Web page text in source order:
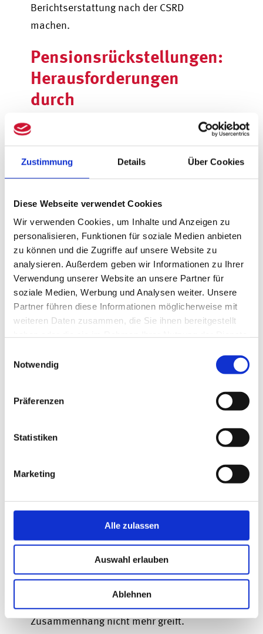
Zustimmung Details Über Cookies
Diese Webseite verwendet Cookies
Wir verwenden Cookies, um Inhalte und Anzeigen zu
personalisieren, Funktionen für soziale Medien anbieten
zu können und die Zugriffe auf unsere Website zu
analysieren. Außerdem geben wir Informationen zu Ihrer
Verwendung unserer Website an unsere Partner für
soziale Medien, Werbung und Analysen weiter. Unsere
Partner führen diese Informationen möglicherweise mit
weiteren Daten zusammen, die Sie ihnen bereitgestellt
Notwendig
Präferenzen
Statistiken
Marketing
Alle zulassen
Auswahl erlauben
Ablehnen
Berichtserstattung nach der CSRD
machen.
Pensionsrückstellungen:
Herausforderungen
durch
Durch die allgemeine Zinsentwicklung
steigt auch der zu verwendende Zinssatz
Pensionsrückstellung nach HGB wieder
an. Im Zuge der Finanzkrise und deren
Folgewirkungen wurde eine veränderte
Ermittlung des anzuwendenden
Zinssatzes in 2016 eingeführt. Danach ist
der durchschnittliche Marktzinssatz der
vergangenen zehn Geschäftsjahre
anstelle des Durchschnitts der
verwenden. Dies führt bei sinkenden
für die Pensionsverpflichtungen weniger
kehrt sich der Effekt jedoch wieder um.
So
Der Unterschiedsbetrag zwischen den
ist im Anhang anzugeben und unterliegt
einer Ausschüttungssperre. Dieser Betrag
ist aufgrund des Umkehreffektes negativ
Zusammenhang nicht mehr greift.